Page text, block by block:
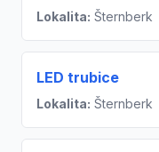
Lokalita: Šternberk
LED trubice
Lokalita: Šternberk